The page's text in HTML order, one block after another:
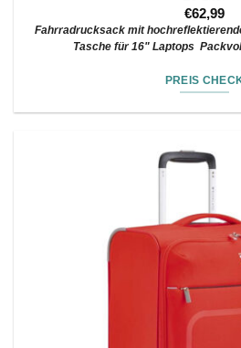
€62,99
Fahrradrucksack mit
Tasche für 16" Laptops
PREIS